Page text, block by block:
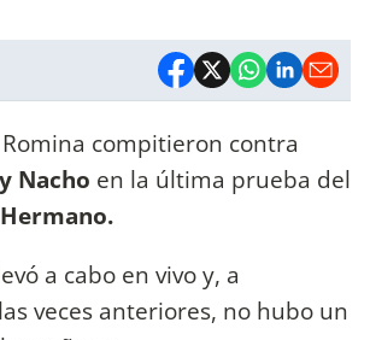
compitieron contra
Nacho en la última prueba del
a cabo en vivo y, a
veces anteriores, no hubo un